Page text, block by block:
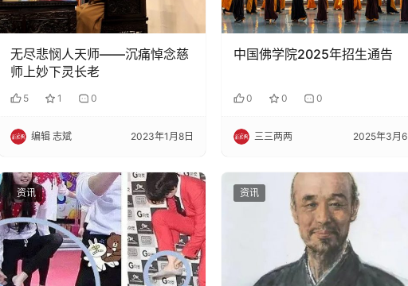
无尽悲悯人天师——沉痛悼念慈
师上妙下灵长老
5 1 0
编辑 志斌 2023年1月8日
中国佛学院2025年招生通告
0 0 0
三三两两 2025年3月
资讯 资讯